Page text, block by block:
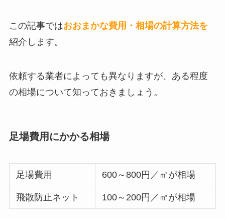
この記事ではおおまかな費用・相場の計算方法を
紹介します。
依頼する業者によっても異なりますが、ある程度
の相場について知っておきましょう。
足場費用にかかる相場
足場費用 600～800円／㎡が相場
飛散防止ネット 100～200円／㎡が相場